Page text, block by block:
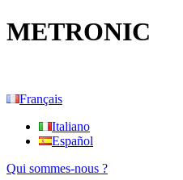
METRONIC
Français
Italiano
Español
Qui sommes-nous ?